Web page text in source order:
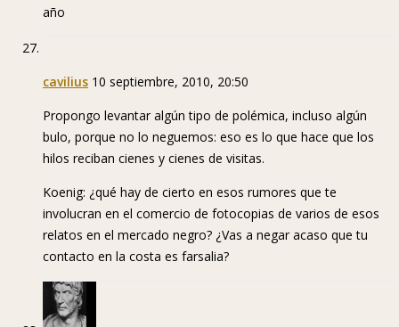
año
cavilius 10 septiembre, 2010, 20:50
Propongo levantar algún tipo de polémica, incluso algún
bulo, porque no lo neguemos: eso es lo que hace que los
hilos reciban cienes y cienes de visitas.
Koenig: ¿qué hay de cierto en esos rumores que te
involucran en el comercio de fotocopias de varios de esos
relatos en el mercado negro? ¿Vas a negar acaso que tu
contacto en la costa es farsalia?